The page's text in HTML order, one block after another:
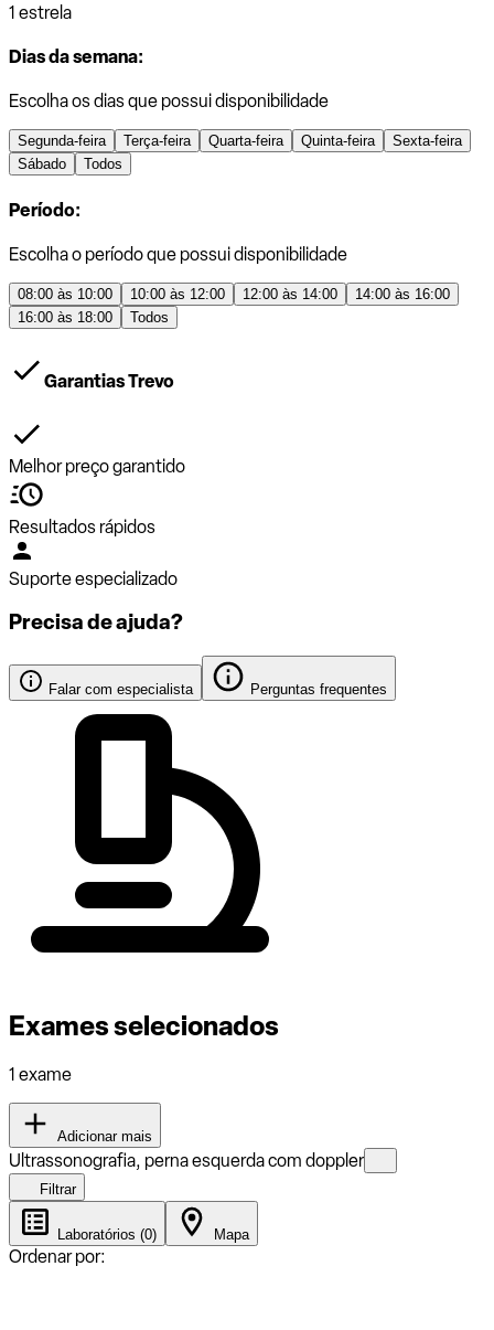
1 estrela
Dias da semana:
Escolha os dias que possui disponibilidade
Segunda-feira Terça-feira Quarta-feira Quinta-feira
Sexta-feira
Sábado
Todos
Período:
Escolha o período que possui disponibilidade
08:00 às 10:00 10:00 às 12:00 12:00 às 14:00
14:00 às 16:00
16:00 às 18:00
Todos
Garantias Trevo
Melhor preço garantido
Resultados rápidos
Suporte especializado
Precisa de ajuda?
Falar com especialista Perguntas frequentes
Exames selecionados
1 exame
Adicionar mais
Ultrassonografia, perna esquerda com doppler
Filtrar
Laboratórios (0) Mapa
Ordenar por: